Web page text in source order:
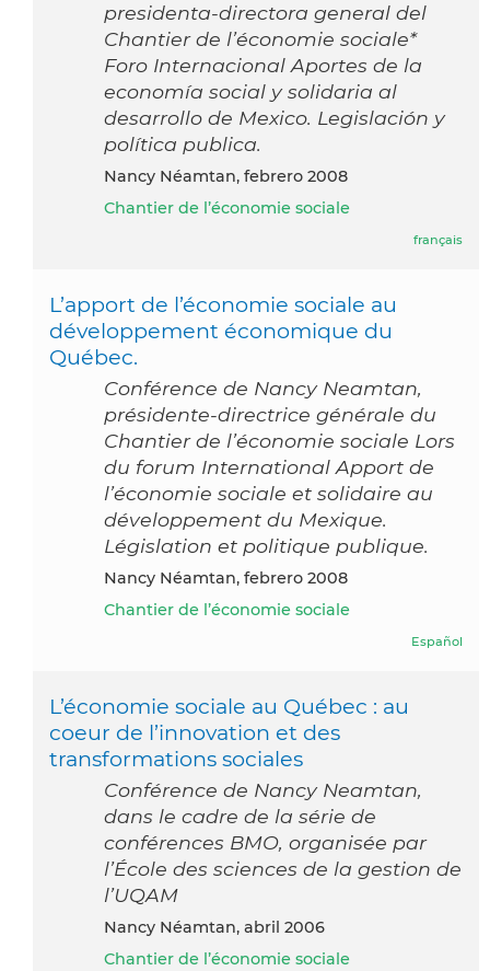
presidenta-directora general del
Chantier de l’économie sociale*
Foro Internacional Aportes de la
economía social y solidaria al
desarrollo de Mexico. Legislación y
política publica.
Nancy Néamtan, febrero 2008
Chantier de l’économie sociale
français
L’apport de l’économie sociale au
développement économique du
Québec.
Conférence de Nancy Neamtan,
présidente-directrice générale du
Chantier de l’économie sociale Lors
du forum International Apport de
l’économie sociale et solidaire au
développement du Mexique.
Législation et politique publique.
Nancy Néamtan, febrero 2008
Chantier de l’économie sociale
Español
L’économie sociale au Québec : au
coeur de l’innovation et des
transformations sociales
Conférence de Nancy Neamtan,
dans le cadre de la série de
conférences BMO, organisée par
l’École des sciences de la gestion de
l’UQAM
Nancy Néamtan, abril 2006
Chantier de l’économie sociale